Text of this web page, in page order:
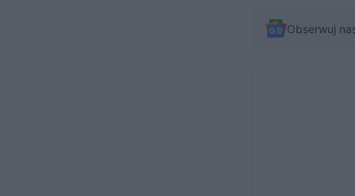
Obserwuj